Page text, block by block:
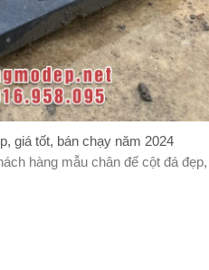
giá tốt, bán chạy năm 2024
hàng mẫu chân đế cột đá đẹp,